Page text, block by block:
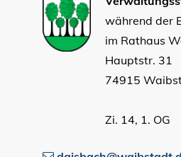
während der
im Rathaus
Hauptstr. 31
74915
Zi. 14, 1. OG